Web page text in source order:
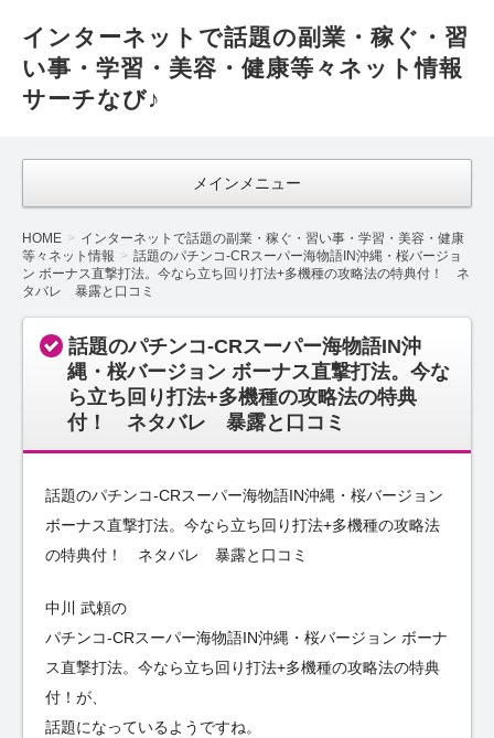
インターネットで話題の副業・稼ぐ・習
い事・学習・美容・健康等々ネット情報
サーチなび♪
メインメニュー
HOME
インターネットで話題の副業・稼ぐ・習い事・学習・美容・健康
等々ネット情報
話題のパチンコ-CRスーパー海物語IN沖縄・桜バージョ
ン ボーナス直撃打法。今なら立ち回り打法+多機種の攻略法の特典付！ ネ
タバレ 暴露と口コミ
話題のパチンコ-CRスーパー海物語IN沖
縄・桜バージョン ボーナス直撃打法。今な
ら立ち回り打法+多機種の攻略法の特典
付！ ネタバレ 暴露と口コミ
話題のパチンコ-CRスーパー海物語IN沖縄・桜バージョン
ボーナス直撃打法。今なら立ち回り打法+多機種の攻略法
の特典付！ ネタバレ 暴露と口コミ
中川 武頼の
パチンコ-CRスーパー海物語IN沖縄・桜バージョン ボーナ
ス直撃打法。今なら立ち回り打法+多機種の攻略法の特典
付！が、
話題になっているようですね。